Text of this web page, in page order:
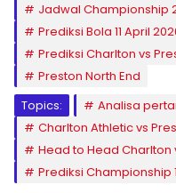
Jadwal Championship
Prediksi Bola 11 April
Prediksi Charlton vs
Preston North End
Topics:
Analisa
Charlton Athletic vs
Head to Head Charlton
Prediksi Championship